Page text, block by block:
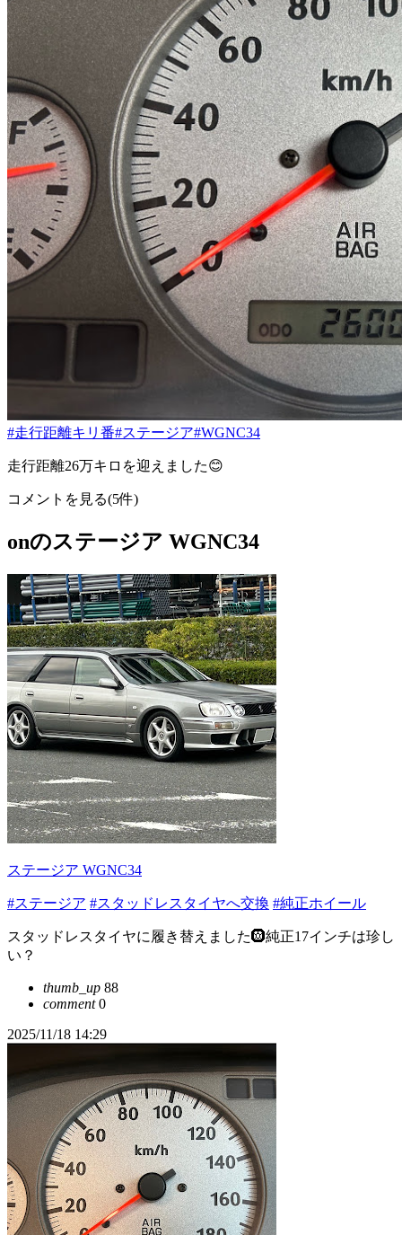
#走行距離キリ番#ステージア#WGNC34
走行距離26万キロを迎えました😊
コメントを見る(5件)
onのステージア WGNC34
ステージア WGNC34
#ステージア #スタッドレスタイヤへ交換 #純正ホイール
スタッドレスタイヤに履き替えました🛞純正17インチは珍し
い？
thumb_up 88
comment0
2025/11/18 14:29